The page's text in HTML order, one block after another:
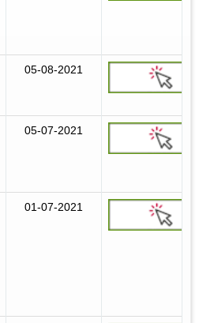
05-08-2021
05-07-2021
01-07-2021